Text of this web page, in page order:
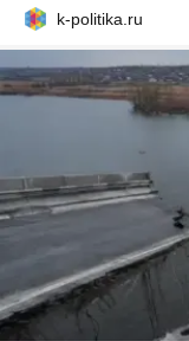
k-politika.ru